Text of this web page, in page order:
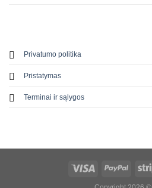
Privatumo politika
Pristatymas
Terminai ir sąlygos